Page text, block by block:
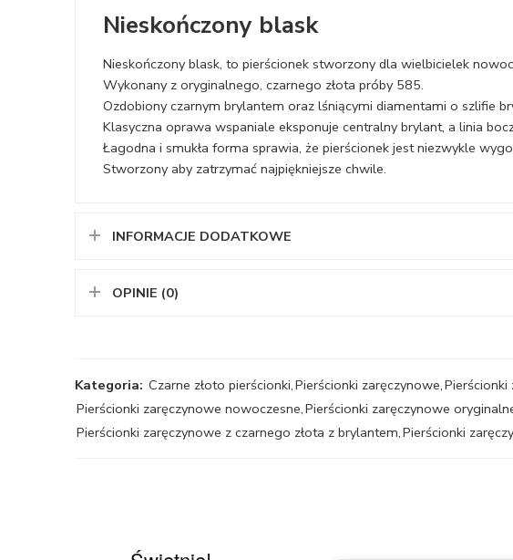
Nieskończony blask
Nieskończony blask, to pierścionek stworzony dla wielbicielek
Wykonany z oryginalnego, czarnego złota próby 585.
Ozdobiony czarnym brylantem oraz lśniącymi diamentami o szlifie
Klasyczna oprawa wspaniale eksponuje centralny brylant, a linia
Łagodna i smukła forma sprawia, że pierścionek jest niezwykle
Stworzony aby zatrzymać najpiękniejsze chwile.
INFORMACJE DODATKOWE
OPINIE (0)
Kategoria: Czarne złoto pierścionki,Pierścionki zaręczynowe,Pierścionki
Pierścionki zaręczynowe nowoczesne,Pierścionki zaręczynowe
Pierścionki zaręczynowe z czarnego złota z brylantem,Pierścionki